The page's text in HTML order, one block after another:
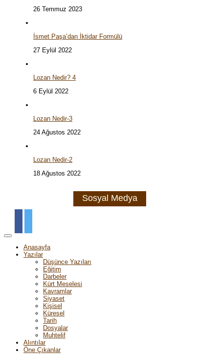
26 Temmuz 2023
İsmet Paşa’dan İktidar Formülü
27 Eylül 2022
Lozan Nedir? 4
6 Eylül 2022
Lozan Nedir-3
24 Ağustos 2022
Lozan Nedir-2
18 Ağustos 2022
Sosyal Medya
Anasayfa
Yazılar
Düşünce Yazıları
Eğitim
Darbeler
Kürt Meselesi
Kavramlar
Siyaset
Kişisel
Küresel
Tarih
Dosyalar
Muhtelif
Alıntılar
Öne Çıkanlar